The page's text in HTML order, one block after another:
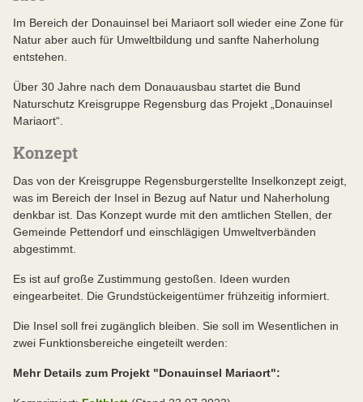
Im Bereich der Donauinsel bei Mariaort soll wieder eine Zone für
Natur aber auch für Umweltbildung und sanfte Naherholung
entstehen.
Über 30 Jahre nach dem Donauausbau startet die Bund
Naturschutz Kreisgruppe Regensburg das Projekt „Donauinsel
Mariaort“.
Konzept
Das von der Kreisgruppe Regensburgerstellte Inselkonzept zeigt,
was im Bereich der Insel in Bezug auf Natur und Naherholung
denkbar ist. Das Konzept wurde mit den amtlichen Stellen, der
Gemeinde Pettendorf und einschlägigen Umweltverbänden
abgestimmt.
Es ist auf große Zustimmung gestoßen. Ideen wurden
eingearbeitet. Die Grundstückeigentümer frühzeitig informiert.
Die Insel soll frei zugänglich bleiben. Sie soll im Wesentlichen in
zwei Funktionsbereiche eingeteilt werden:
Mehr Details zum Projekt "Donauinsel Mariaort":